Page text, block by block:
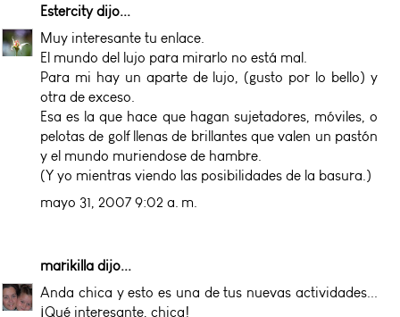
Estercitydijo...
Muy interesante tu enlace.
El mundo del lujo para mirarlo no está mal.
Para mi hay un aparte de lujo, (gusto por lo bello) y
otra de exceso.
Esa es la que hace que hagan sujetadores, móviles, o
pelotas de golf llenas de brillantes que valen un pastón
y el mundo muriendose de hambre.
(Y yo mientras viendo las posibilidades de la basura.)
mayo 31, 2007 9:02 a. m.
marikilla dijo...
Anda chica y esto es una de tus nuevas actividades...
¡Qué interesante, chica!